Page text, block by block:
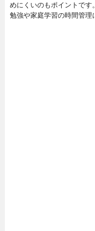
めにくいのもポイントです
勉強や家庭学習の時間管理